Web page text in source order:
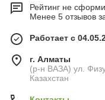
Рейтинг не
Менее 5 отзывов
Работает с
г. Алматы
(р-н ВАЗА) ул.
Казахстан